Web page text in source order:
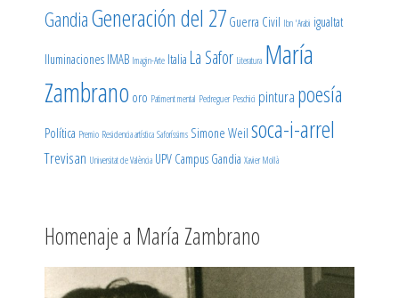
GandiaGeneración del 27 Guerra Civil Ibn 'Arabi igualtat
Iluminaciones IMAB Imagin-Arte Italia La Safor Literatura María
Zambrano oro Patiment mental Pedreguer Peschici pintura poesía
Política Premio Residencia artística Saforíssims Simone Weil soca-i-arrel
Trevisan Universitat de València UPV Campus Gandia Xavier Mollà
Homenaje a María Zambrano